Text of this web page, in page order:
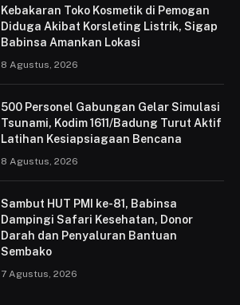
Kebakaran Toko Kosmetik di Pemogan
Diduga Akibat Korsleting Listrik, Sigap
Babinsa Amankan Lokasi
8 Agustus, 2026
500 Personel Gabungan Gelar Simulasi
Tsunami, Kodim 1611/Badung Turut Aktif
Latihan Kesiapsiagaan Bencana
8 Agustus, 2026
Sambut HUT PMI ke-81, Babinsa
Dampingi Safari Kesehatan, Donor
Darah dan Penyaluran Bantuan
Sembako
7 Agustus, 2026